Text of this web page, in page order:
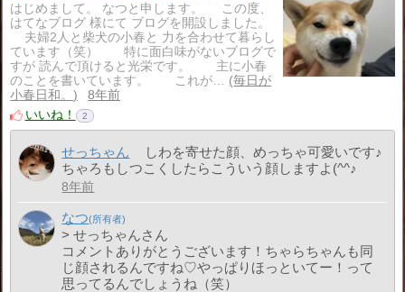
はじめまして。 なつと申します。 この度、
はてなブログ 様にて ブログを開設しました。
夫婦2人と柴犬の小春と 力を合わせて暮らし
ています（笑） 特に面白味がないブログで
すが 読んで頂けると光栄です。 主に小春
のことを書いています。 これが…
毎日が
小春日和。
8年前
いいね！
2
せっちゃん
しわを寄せた顔、めっちゃ可愛いです♪
ちゃろもしつこくしたらこういう顔しますよ(^^♪
8年前
なつ
> せっちゃんさん
コメントありがとうございます！ちゃらちゃんも同
じ顔されるんですね♡やっぱりほっといてー！って
思ってるんでしょうね（笑）